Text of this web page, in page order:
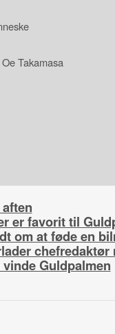
Takamasa
er favorit til
om at føde en
chefredaktør
Guldpalmen